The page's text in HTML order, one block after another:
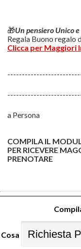
🎁Un pensiero Unico
Regala Buono regalo
Clicca per Maggiori
a Persona
COMPILA IL
PER RICEVERE
PRENOTARE
Cosa